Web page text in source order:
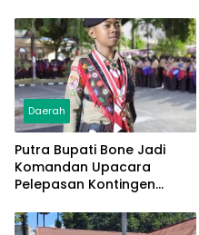
Daerah
Putra Bupati Bone Jadi
Komandan Upacara
Pelepasan Kontingen